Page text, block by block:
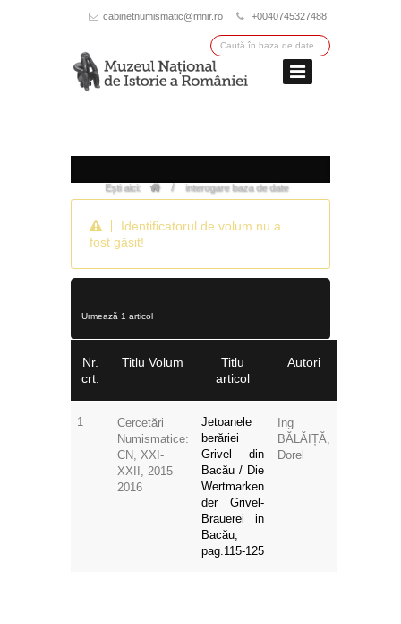
cabinetnumismatic@mnir.ro +0040745327488
Ești aici: / interogare baza de date
Identificatorul de volum nu a
fost găsit!
Urmează 1 articol
Nr.
crt.
Titlu Volum
Titlu
articol
Autori
1
Cercetări
Numismatice:
CN, XXI-
XXII, 2015-
2016
Jetoanele
berăriei
Grivel din
Bacău / Die
Wertmarken
der Grivel-
Brauerei in
Bacău,
pag.115-125
Ing
BĂLĂIȚĂ,
Dorel